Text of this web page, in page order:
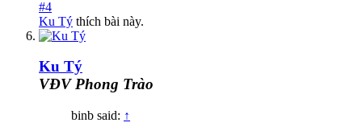
#4
Ku Tý thích bài này.
Ku Tý
VĐV Phong Trào
binb said: ↑